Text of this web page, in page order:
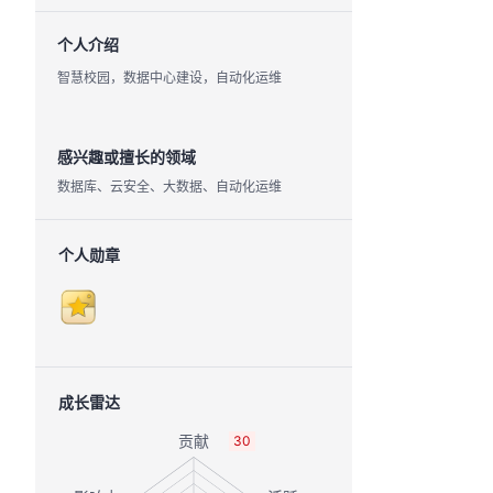
个人介绍
智慧校园，数据中心建设，自动化运维
感兴趣或擅长的领域
数据库、云安全、大数据、自动化运维
个人勋章
成长雷达
30